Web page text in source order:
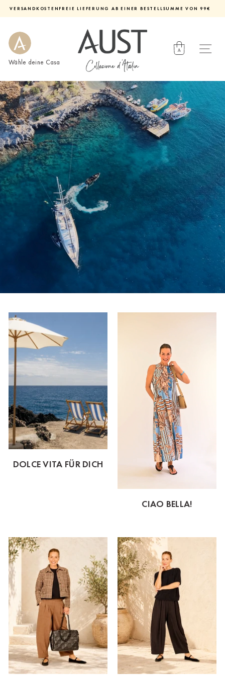
pausieren
VERSANDKOSTENFREIE LIEFERUNG AB EINER BESTELLSUMME VON 99€
Wähle deine Casa
DOLCE VITA FÜR DICH
CIAO BELLA!